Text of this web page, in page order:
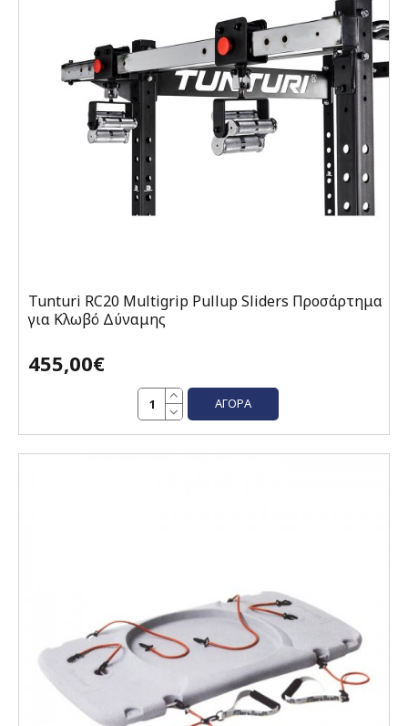
Tunturi RC20 Multigrip Pullup Sliders Προσάρτημα
για Κλωβό Δύναμης
455,00€
ΑΓΟΡΆ